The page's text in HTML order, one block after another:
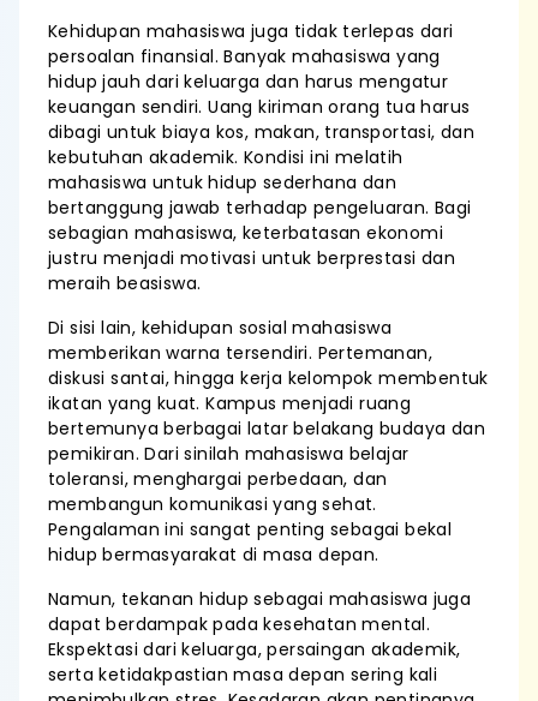
Kehidupan mahasiswa juga tidak terlepas dari
persoalan finansial. Banyak mahasiswa yang
hidup jauh dari keluarga dan harus mengatur
keuangan sendiri. Uang kiriman orang tua harus
dibagi untuk biaya kos, makan, transportasi, dan
kebutuhan akademik. Kondisi ini melatih
mahasiswa untuk hidup sederhana dan
bertanggung jawab terhadap pengeluaran. Bagi
sebagian mahasiswa, keterbatasan ekonomi
justru menjadi motivasi untuk berprestasi dan
meraih beasiswa.
Di sisi lain, kehidupan sosial mahasiswa
memberikan warna tersendiri. Pertemanan,
diskusi santai, hingga kerja kelompok membentuk
ikatan yang kuat. Kampus menjadi ruang
bertemunya berbagai latar belakang budaya dan
pemikiran. Dari sinilah mahasiswa belajar
toleransi, menghargai perbedaan, dan
membangun komunikasi yang sehat.
Pengalaman ini sangat penting sebagai bekal
hidup bermasyarakat di masa depan.
Namun, tekanan hidup sebagai mahasiswa juga
dapat berdampak pada kesehatan mental.
Ekspektasi dari keluarga, persaingan akademik,
serta ketidakpastian masa depan sering kali